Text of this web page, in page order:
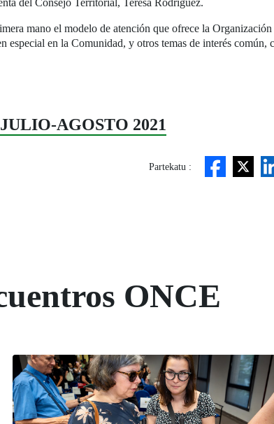
del Consejo Territorial, Teresa Rodríguez.
mano el modelo de atención que ofrece la
en la Comunidad, y otros temas de interés
AGOSTO 2021
Partekatu :
ONCE